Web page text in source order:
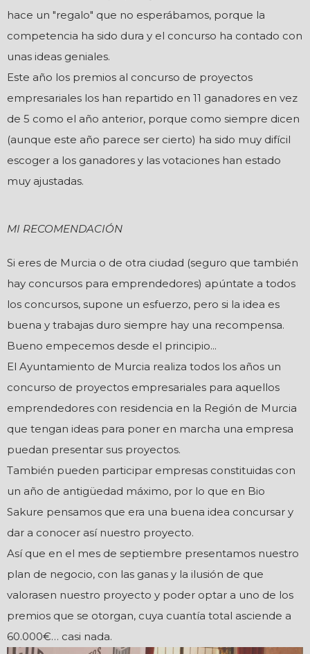
hace un "regalo" que no esperábamos, porque la
competencia ha sido dura y el concurso ha contado con
unas ideas geniales.
Este año los premios al concurso de proyectos
empresariales los han repartido en 11 ganadores en vez
de 5 como el año anterior, porque como siempre dicen
(aunque este año parece ser cierto) ha sido muy difícil
escoger a los ganadores y las votaciones han estado
muy ajustadas.
MI RECOMENDACIÓN
Si eres de Murcia o de otra ciudad (seguro que también
hay concursos para emprendedores) apúntate a todos
los concursos, supone un esfuerzo, pero si la idea es
buena y trabajas duro siempre hay una recompensa.
Bueno empecemos desde el principio...
El Ayuntamiento de Murcia realiza todos los años un
concurso de proyectos empresariales para aquellos
emprendedores con residencia en la Región de Murcia
que tengan ideas para poner en marcha una empresa
puedan presentar sus proyectos.
También pueden participar empresas constituidas con
un año de antigüedad máximo, por lo que en Bio
Sakure pensamos que era una buena idea concursar y
dar a conocer así nuestro proyecto.
Así que en el mes de septiembre presentamos nuestro
plan de negocio, con las ganas y la ilusión de que
valorasen nuestro proyecto y poder optar a uno de los
premios que se otorgan, cuya cuantía total asciende a
60.000€… casi nada.